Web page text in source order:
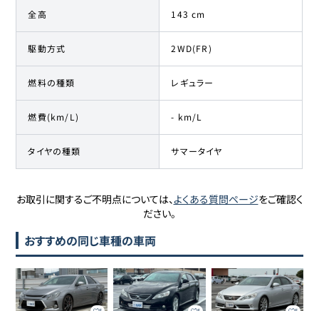
全高 143 cm
駆動方式 2WD(FR)
燃料の種類 レギュラー
燃費(km/L) - km/L
タイヤの種類 サマータイヤ
お取引に関するご不明点については、よくある質問ページをご確認く
ださい。
おすすめの同じ車種の車両